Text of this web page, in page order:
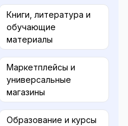
Книги, литература и
обучающие
материалы
Маркетплейсы и
универсальные
магазины
Образование и курсы